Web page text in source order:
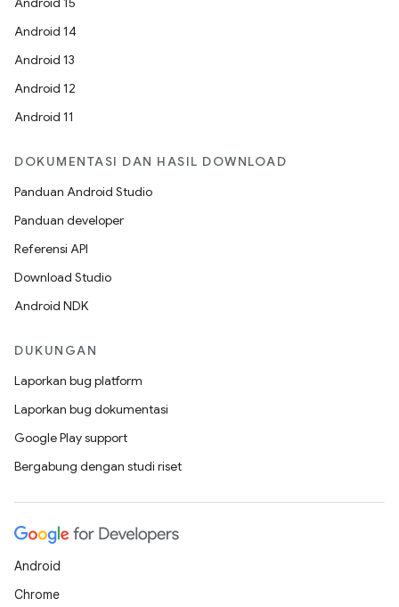
Android 14
Android 13
Android 12
Android 11
DOKUMENTASI DAN HASIL DOWNLOAD
Panduan Android Studio
Panduan developer
Referensi API
Download Studio
Android NDK
DUKUNGAN
Laporkan bug platform
Laporkan bug dokumentasi
Google Play support
Bergabung dengan studi riset
Android
Chrome